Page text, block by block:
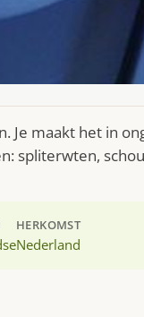
Je maakt het in
spliterwten,
HERKOMST
Nederland